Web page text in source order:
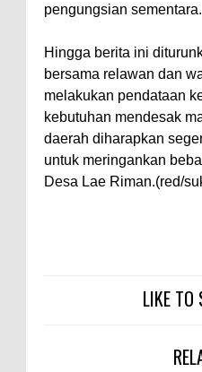
pengungsian sementara.
Hingga berita ini
bersama relawan dan
melakukan pendataan
kebutuhan mendesak
daerah diharapkan
untuk meringankan
Desa Lae Riman.(red/
LIKE TO